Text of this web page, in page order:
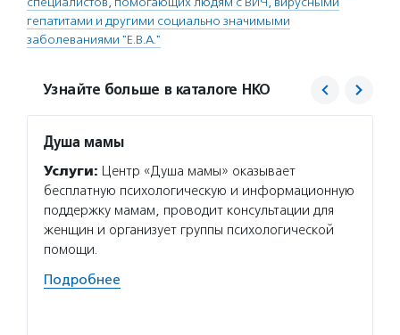
гепатитами и другими социально значимыми
заболеваниями "Е.В.А."
Узнайте больше в каталоге НКО
Душа мамы
Услуги: Центр «Душа мамы» оказывает
бесплатную психологическую и информационную
поддержку мамам, проводит консультации для
женщин и организует группы психологической
помощи.
Подробнее